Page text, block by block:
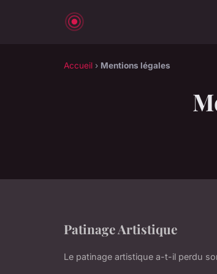
Accueil › Mentions légales
Patinage Artistique
Le patinage artistique a-t-il perdu